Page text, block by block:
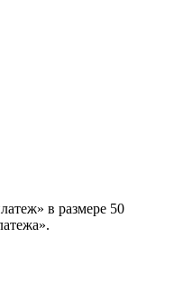
в размере 50